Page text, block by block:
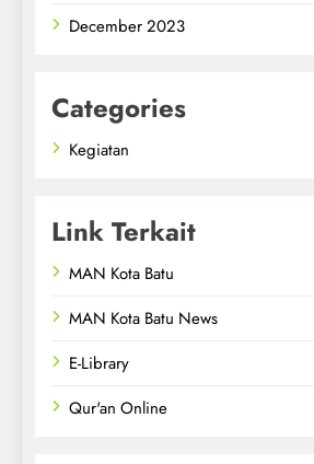
December 2023
Categories
Kegiatan
Link Terkait
MAN Kota Batu
MAN Kota Batu News
E-Library
Qur'an Online